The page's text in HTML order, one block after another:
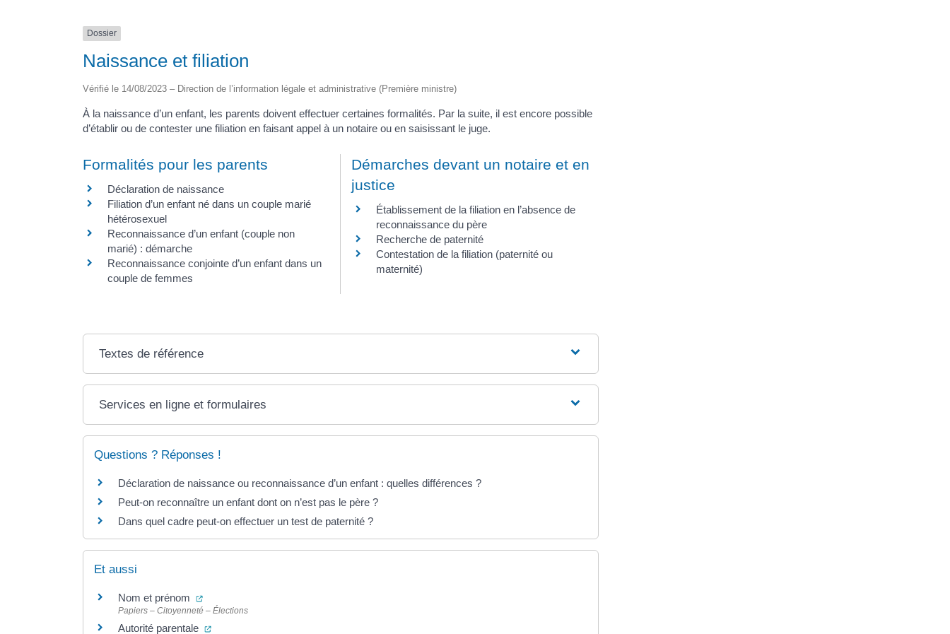
Dossier
Naissance et filiation
Vérifié le 14/08/2023 – Direction de l’information légale et administrative (Première ministre)
À la naissance d’un enfant, les parents doivent effectuer certaines formalités. Par la suite, il est encore possible
d’établir ou de contester une filiation en faisant appel à un notaire ou en saisissant le juge.
Formalités pour les parents
Déclaration de naissance
Filiation d’un enfant né dans un couple marié
hétérosexuel
Reconnaissance d’un enfant (couple non
marié) : démarche
Reconnaissance conjointe d’un enfant dans un
couple de femmes
Démarches devant un notaire et en
justice
Établissement de la filiation en l’absence de
reconnaissance du père
Recherche de paternité
Contestation de la filiation (paternité ou
maternité)
Textes de référence
Services en ligne et formulaires
Questions ? Réponses !
Déclaration de naissance ou reconnaissance d’un enfant : quelles différences ?
Peut-on reconnaître un enfant dont on n’est pas le père ?
Dans quel cadre peut-on effectuer un test de paternité ?
Et aussi
Nom et prénom (ouverture dans un nouvel onglet)
Papiers – Citoyenneté – Élections
Autorité parentale (ouverture dans un nouvel onglet)